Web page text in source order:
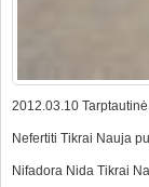
2012.03.10
Nefertiti Tikrai Nauja
Nifadora Nida Tikrai